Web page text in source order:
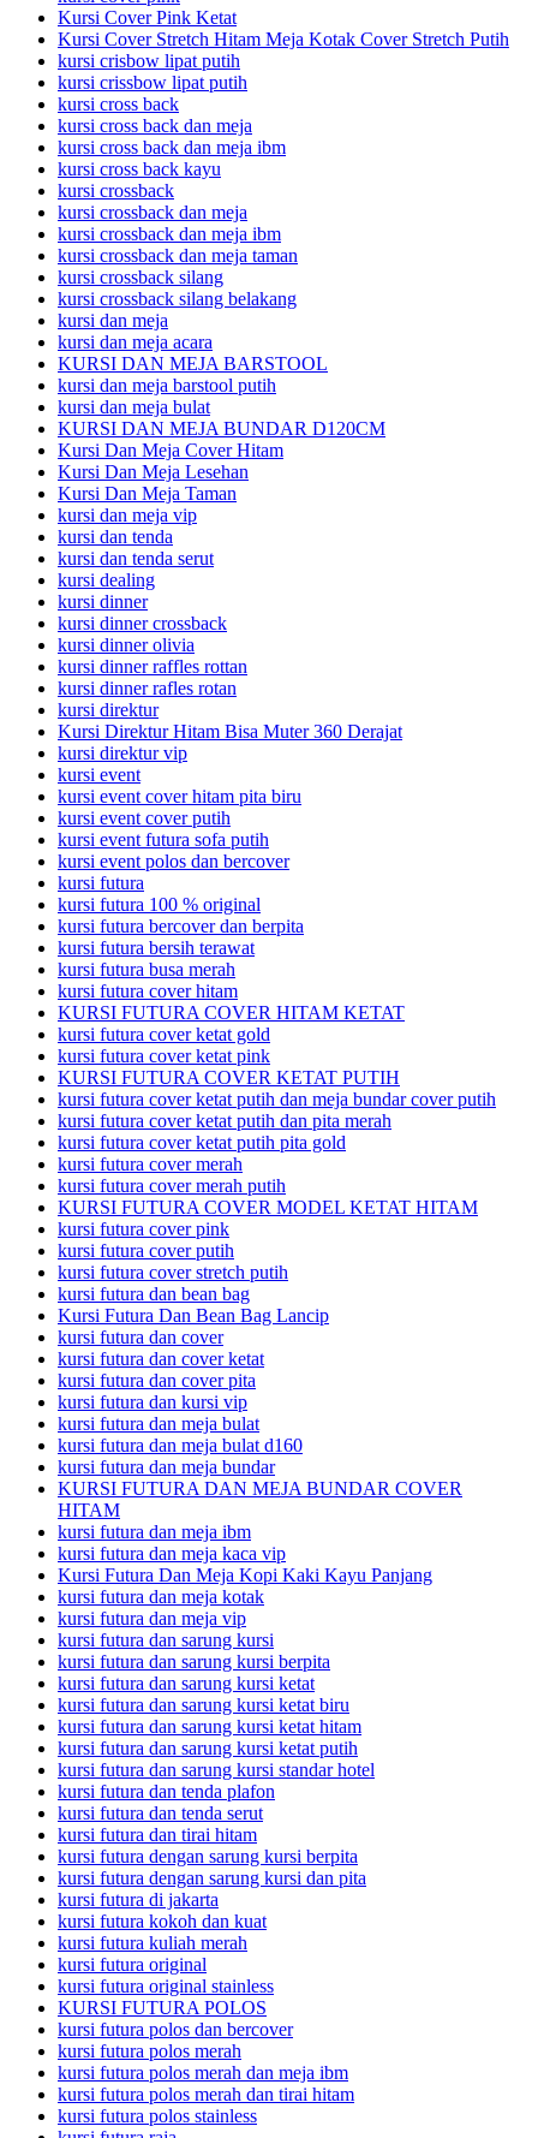
Kursi Cover Pink Ketat
Kursi Cover Stretch Hitam Meja Kotak Cover Stretch Putih
kursi crisbow lipat putih
kursi crissbow lipat putih
kursi cross back
kursi cross back dan meja
kursi cross back dan meja ibm
kursi cross back kayu
kursi crossback
kursi crossback dan meja
kursi crossback dan meja ibm
kursi crossback dan meja taman
kursi crossback silang
kursi crossback silang belakang
kursi dan meja
kursi dan meja acara
KURSI DAN MEJA BARSTOOL
kursi dan meja barstool putih
kursi dan meja bulat
KURSI DAN MEJA BUNDAR D120CM
Kursi Dan Meja Cover Hitam
Kursi Dan Meja Lesehan
Kursi Dan Meja Taman
kursi dan meja vip
kursi dan tenda
kursi dan tenda serut
kursi dealing
kursi dinner
kursi dinner crossback
kursi dinner olivia
kursi dinner raffles rottan
kursi dinner rafles rotan
kursi direktur
Kursi Direktur Hitam Bisa Muter 360 Derajat
kursi direktur vip
kursi event
kursi event cover hitam pita biru
kursi event cover putih
kursi event futura sofa putih
kursi event polos dan bercover
kursi futura
kursi futura 100 % original
kursi futura bercover dan berpita
kursi futura bersih terawat
kursi futura busa merah
kursi futura cover hitam
KURSI FUTURA COVER HITAM KETAT
kursi futura cover ketat gold
kursi futura cover ketat pink
KURSI FUTURA COVER KETAT PUTIH
kursi futura cover ketat putih dan meja bundar cover putih
kursi futura cover ketat putih dan pita merah
kursi futura cover ketat putih pita gold
kursi futura cover merah
kursi futura cover merah putih
KURSI FUTURA COVER MODEL KETAT HITAM
kursi futura cover pink
kursi futura cover putih
kursi futura cover stretch putih
kursi futura dan bean bag
Kursi Futura Dan Bean Bag Lancip
kursi futura dan cover
kursi futura dan cover ketat
kursi futura dan cover pita
kursi futura dan kursi vip
kursi futura dan meja bulat
kursi futura dan meja bulat d160
kursi futura dan meja bundar
KURSI FUTURA DAN MEJA BUNDAR COVER
HITAM
kursi futura dan meja ibm
kursi futura dan meja kaca vip
Kursi Futura Dan Meja Kopi Kaki Kayu Panjang
kursi futura dan meja kotak
kursi futura dan meja vip
kursi futura dan sarung kursi
kursi futura dan sarung kursi berpita
kursi futura dan sarung kursi ketat
kursi futura dan sarung kursi ketat biru
kursi futura dan sarung kursi ketat hitam
kursi futura dan sarung kursi ketat putih
kursi futura dan sarung kursi standar hotel
kursi futura dan tenda plafon
kursi futura dan tenda serut
kursi futura dan tirai hitam
kursi futura dengan sarung kursi berpita
kursi futura dengan sarung kursi dan pita
kursi futura di jakarta
kursi futura kokoh dan kuat
kursi futura kuliah merah
kursi futura original
kursi futura original stainless
KURSI FUTURA POLOS
kursi futura polos dan bercover
kursi futura polos merah
kursi futura polos merah dan meja ibm
kursi futura polos merah dan tirai hitam
kursi futura polos stainless